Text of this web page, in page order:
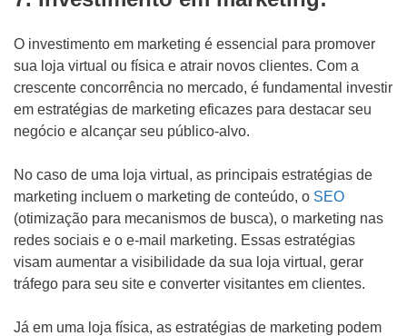
O investimento em marketing é essencial para promover
sua loja virtual ou física e atrair novos clientes. Com a
crescente concorrência no mercado, é fundamental investir
em estratégias de marketing eficazes para destacar seu
negócio e alcançar seu público-alvo.
No caso de uma loja virtual, as principais estratégias de
marketing incluem o marketing de conteúdo, o SEO
(otimização para mecanismos de busca), o marketing nas
redes sociais e o e-mail marketing. Essas estratégias
visam aumentar a visibilidade da sua loja virtual, gerar
tráfego para seu site e converter visitantes em clientes.
Já em uma loja física, as estratégias de marketing podem